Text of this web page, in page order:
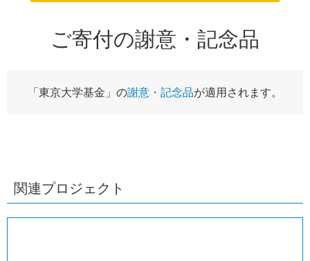
ご寄付の謝意・記念品
「東京大学基金」の謝意・記念品が適用されます。
関連プロジェクト